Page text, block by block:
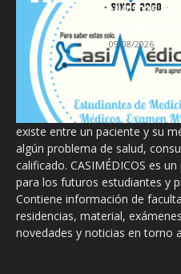
MIR 2025-
semana de
09/08/2026
La información proporcionada
diseñado para complementar,
existe entre un paciente y su
algún problema de salud,
calificado. CASIMÉDICOS es
para los futuros estudiantes y
Contiene información de
residencias, material,
novedades y noticias en torno